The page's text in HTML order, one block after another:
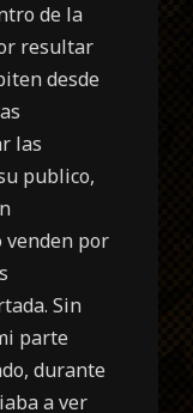
de la
resultar
desde
las
publico,
venden por
Sin
parte
durante
a ver